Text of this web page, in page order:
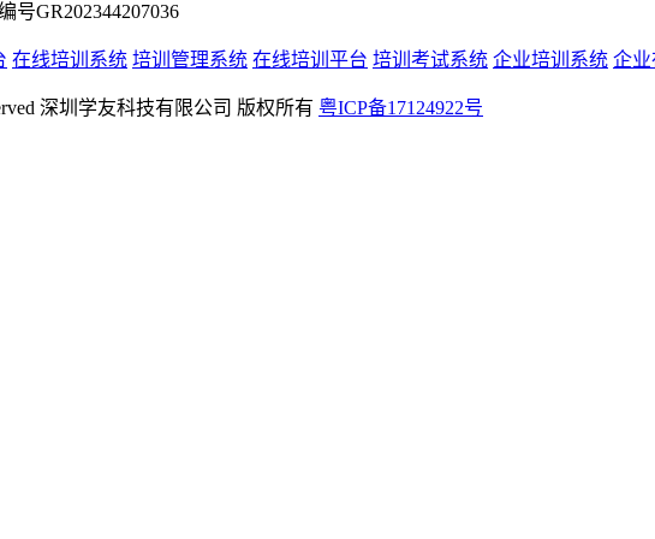
号GR202344207036
在线培训系统 培训管理系统 在线培训平台 培训考试系统 企业培训系统 企业
深圳学友科技有限公司 版权所有 粤ICP备17124922号